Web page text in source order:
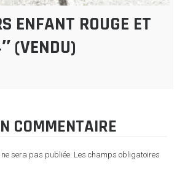
ENFANT ROUGE ET
(VENDU)
COMMENTAIRE
sera pas publiée. Les champs obligatoires